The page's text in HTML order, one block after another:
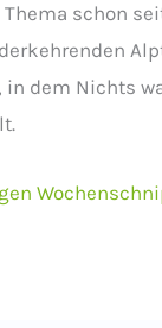
schon
dem Nichts